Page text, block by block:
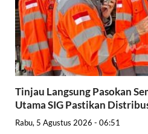
Tinjau Langsung Pasokan
Utama SIG Pastikan
Rabu, 5 Agustus 2026 - 06:51